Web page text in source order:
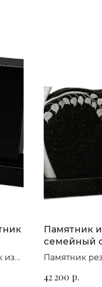
из
Памятник
семейный
березой П-
Памятник
на выбор
42 200 р.